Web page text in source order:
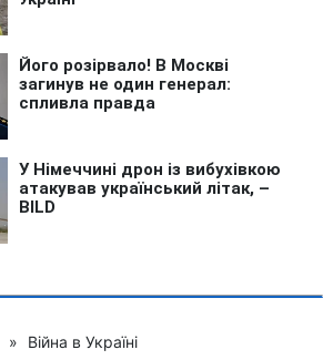
» Війна в Україні